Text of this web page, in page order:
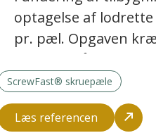
optagelse af lodrette
pr. pæl. Opgaven
10 stk. skråpæle til
vandrette laster,
KN på tværs af
KN på langs.
ScrewFast® skruepæle
Læs referencen